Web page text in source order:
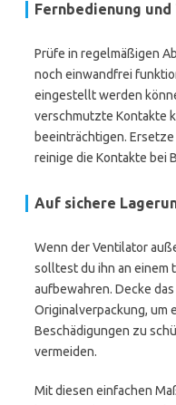
Fernbedienung
Prüfe in regelmäßigen
noch einwandfrei
eingestellt werden
verschmutzte Kontakte
beeinträchtigen.
reinige die Kontakte bei
Auf sichere
Wenn der Ventilator
solltest du ihn an einem
aufbewahren. Decke
Originalverpackung, um
Beschädigungen zu
vermeiden.
Mit diesen einfachen